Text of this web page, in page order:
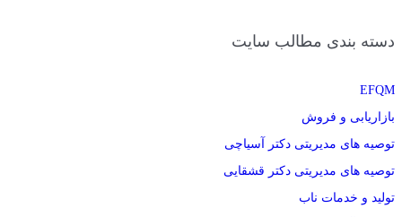
دسته بندی مطالب سایت
EFQM
بازاریابی و فروش
توصیه های مدیریتی دکتر آسیاچی
توصیه های مدیریتی دکتر قشقایی
تولید و خدمات ناب